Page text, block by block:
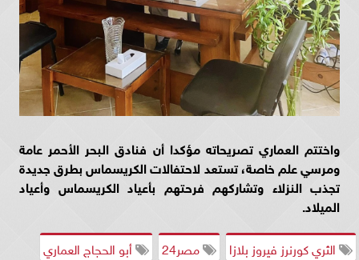
واختتم العماري تصريحاته مؤكدا أن فنادق البحر الأحمر عامة
ومرسي علم خاصة، تستعد لاحتفالات الكريسماس بطرق جديدة
تجذب النزلاء وتشاركهم فرحتهم بأعياد الكريسماس وأعياد
الميلاد.
الثري كورنرز فيروز بلازا مصر24
أبو الحجاج العماري